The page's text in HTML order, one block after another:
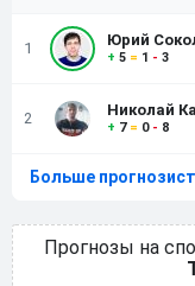
1 Юрий
+ 5 = 1 - 3
2 Николай
+ 7= 0 - 8
Больше
Прогнозы на